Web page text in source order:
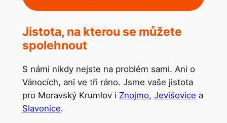
Jistota, na kterou se můžete
spolehnout
S námi nikdy nejste na problém sami. Ani o
Vánocích, ani ve tři ráno. Jsme vaše jistota
pro Moravský Krumlov i Znojmo, Jevišovice a
Slavonice.